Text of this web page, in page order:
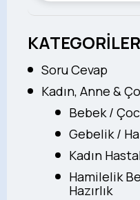
KATEGORİLER
Soru Cevap
Kadın, Anne &
Bebek /
Gebelik /
Kadın
Hamilelik
Hazırlık